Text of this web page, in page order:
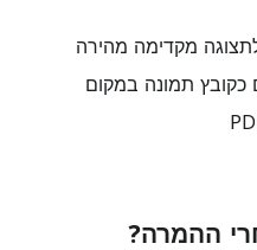
כקובץ תמונה במקום
ההמרה?